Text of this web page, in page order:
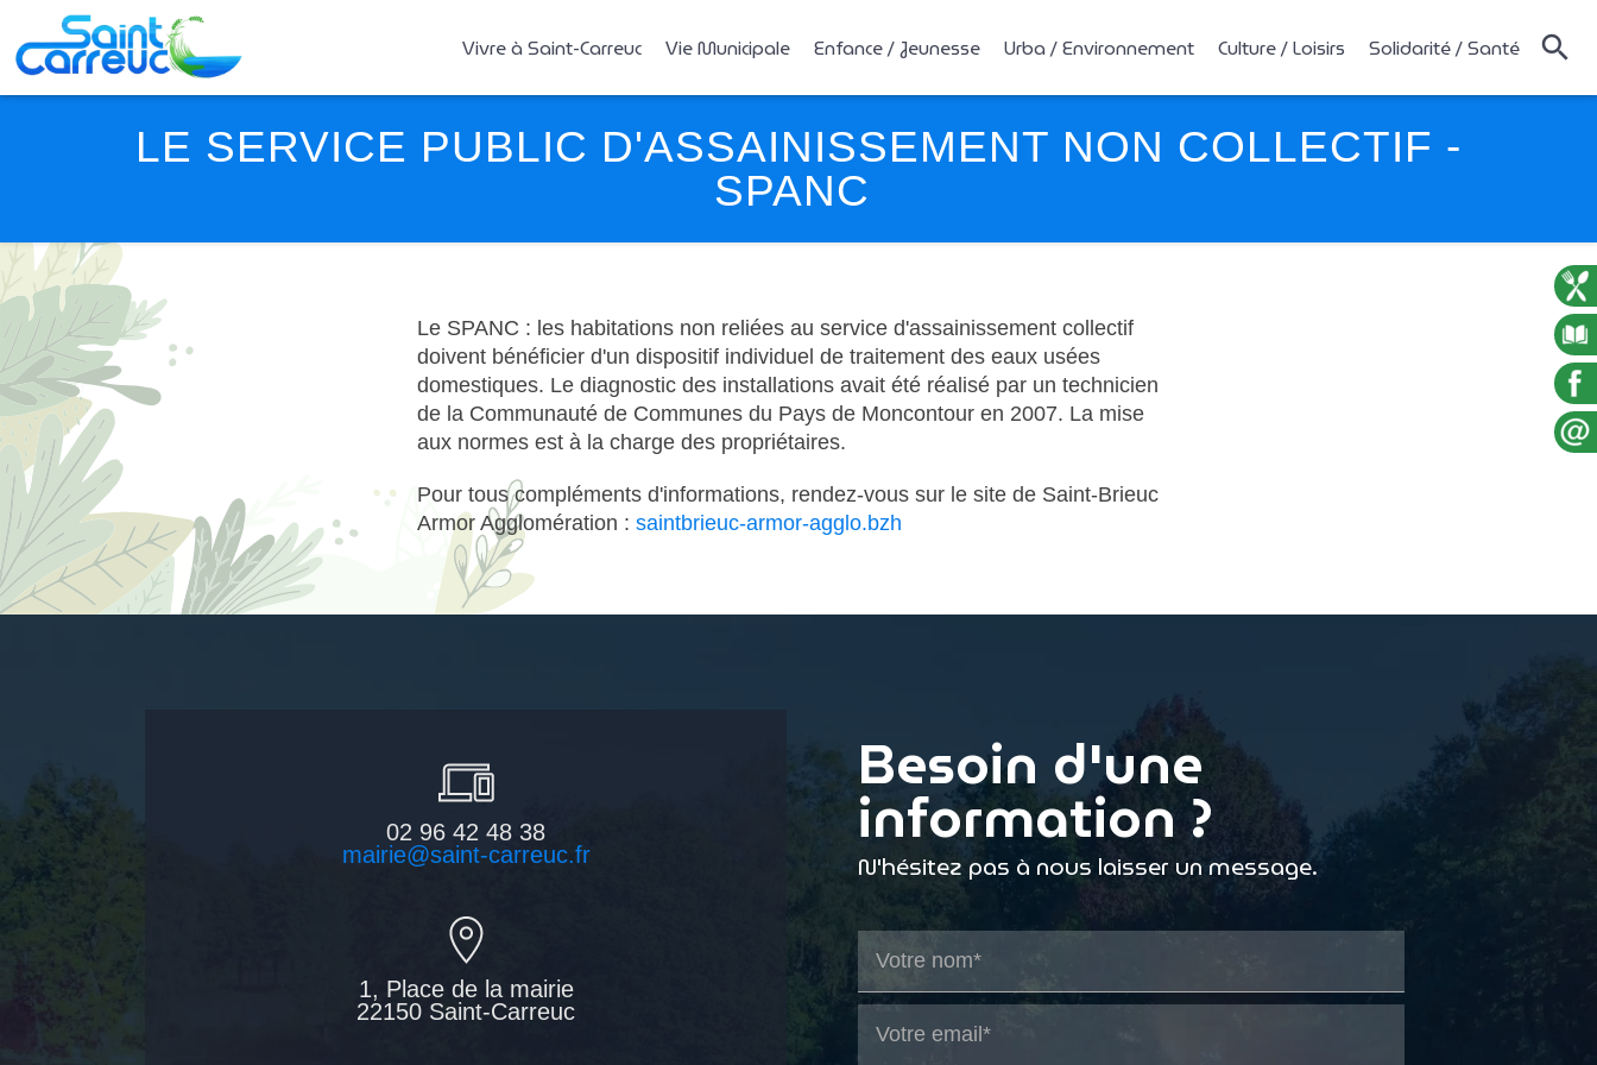
Vivre à Saint-Carreuc Vie Municipale Enfance / Jeunesse Urba / Environnement Culture / Loisirs Solidarité / Santé
LE SERVICE PUBLIC D'ASSAINISSEMENT NON COLLECTIF -
SPANC
Le SPANC : les habitations non reliées au service d'assainissement collectif
doivent bénéficier d'un dispositif individuel de traitement des eaux usées
domestiques. Le diagnostic des installations avait été réalisé par un technicien
de la Communauté de Communes du Pays de Moncontour en 2007. La mise
aux normes est à la charge des propriétaires.
Pour tous compléments d'informations, rendez-vous sur le site de Saint-Brieuc
Armor Agglomération : saintbrieuc-armor-agglo.bzh
02 96 42 48 38
mairie@saint-carreuc.fr
1, Place de la mairie
22150 Saint-Carreuc
Besoin d'une
information ?
N'hésitez pas à nous laisser un message.